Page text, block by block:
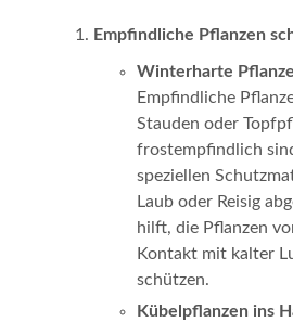
Empfindliche Pflanzen
Winterharte
Empfindliche
Stauden oder
frostempfindlich
speziellen
Laub oder Reisig
hilft, die Pflanzen
Kontakt mit kalter
schützen.
Kübelpflanzen ins